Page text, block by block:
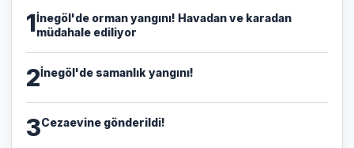
1İnegöl'de orman yangını! Havadan ve karadan
müdahale ediliyor
2İnegöl'de samanlık yangını!
3Cezaevine gönderildi!